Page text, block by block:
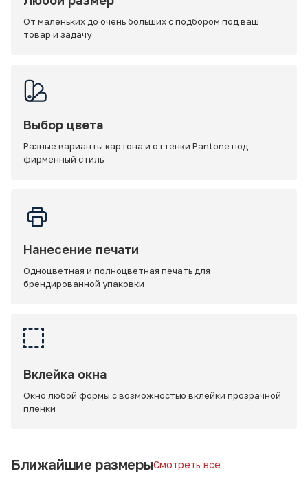
От маленьких до очень больших с подбором под ваш
товар и задачу
Выбор цвета
Разные варианты картона и оттенки Pantone под
фирменный стиль
Нанесение печати
Одноцветная и полноцветная печать для
брендированной упаковки
Вклейка окна
Окно любой формы с возможностью вклейки прозрачной
плёнки
Ближайшие размерыСмотреть все